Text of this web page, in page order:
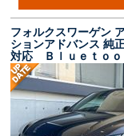
フォルクスワーゲン
ションアドバンス 純
対応 Ｂｌｕｅｔｏ
リアゲート ブラッ
ター 純正２０インチ
ッドライト パドル